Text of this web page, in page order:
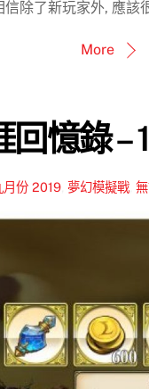
除了新玩家外, 應
More
回憶錄 –
月份 2019 ,夢幻模擬戰 ,